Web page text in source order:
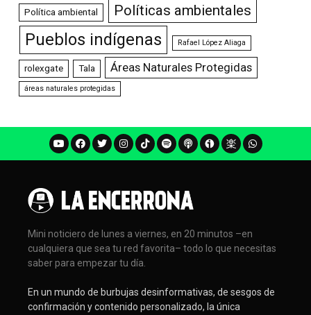
Política ambiental Políticas ambientales
Pueblos indígenas Rafael López Aliaga
rolexgate Tala Áreas Naturales Protegidas
áreas naturales protegidas
Mini noticiero de lunes a viernes, en 20 minutos –en
cualquiera que sea tu red favorita– todo lo que necesitas
saber para empezar tu día.
En un mundo de burbujas desinformativas, de sesgos de
confirmación y contenido personalizado, la única